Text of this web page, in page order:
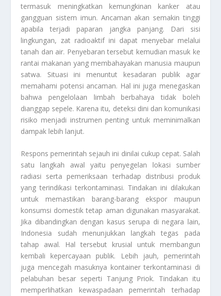
termasuk meningkatkan kemungkinan kanker atau
gangguan sistem imun. Ancaman akan semakin tinggi
apabila terjadi paparan jangka panjang. Dari sisi
lingkungan, zat radioaktif ini dapat menyebar melalui
tanah dan air. Penyebaran tersebut kemudian masuk ke
rantai makanan yang membahayakan manusia maupun
satwa. Situasi ini menuntut kesadaran publik agar
memahami potensi ancaman. Hal ini juga menegaskan
bahwa pengelolaan limbah berbahaya tidak boleh
dianggap sepele. Karena itu, deteksi dini dan komunikasi
risiko menjadi instrumen penting untuk meminimalkan
dampak lebih lanjut.
Respons pemerintah sejauh ini dinilai cukup cepat. Salah
satu langkah awal yaitu penyegelan lokasi sumber
radiasi serta pemeriksaan terhadap distribusi produk
yang terindikasi terkontaminasi. Tindakan ini dilakukan
untuk memastikan barang-barang ekspor maupun
konsumsi domestik tetap aman digunakan masyarakat.
Jika dibandingkan dengan kasus serupa di negara lain,
Indonesia sudah menunjukkan langkah tegas pada
tahap awal. Hal tersebut krusial untuk membangun
kembali kepercayaan publik. Lebih jauh, pemerintah
juga mencegah masuknya kontainer terkontaminasi di
pelabuhan besar seperti Tanjung Priok. Tindakan itu
memperlihatkan kewaspadaan pemerintah terhadap